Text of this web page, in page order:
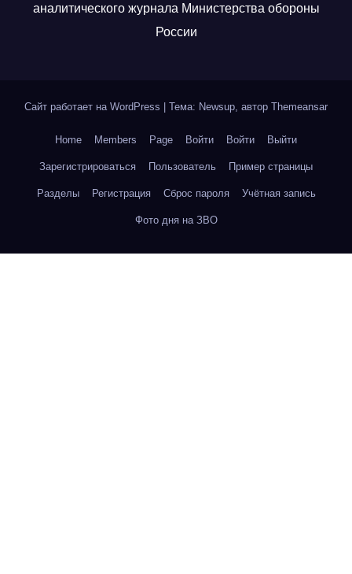
аналитического журнала Министерства обороны
России
Сайт работает на WordPress | Тема: Newsup, автор Themeansar
Home Members Page Войти Войти Выйти
Зарегистрироваться Пользователь Пример страницы
Разделы Регистрация Сброс пароля Учётная запись
Фото дня на ЗВО